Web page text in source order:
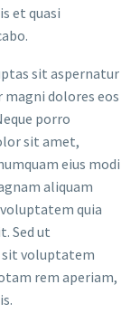
et quasi
sit aspernatur
dolores eos
porro
sit amet,
eius modi
aliquam
quia
Sed ut
sit voluptatem
rem aperiam,